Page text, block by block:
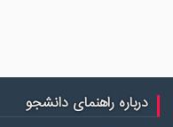
درباره راهنمای دانشجو